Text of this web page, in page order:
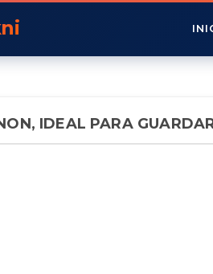
IDEAL PARA